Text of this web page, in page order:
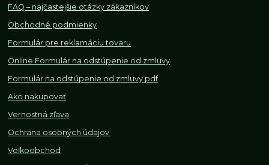
FAQ – najčastejšie otázky zákazníkov
Obchodné podmienky
Formulár pre reklamáciu tovaru
Online Formulár na odstúpenie od zmluvy
Formulár na odstúpenie od zmluvy pdf
Ako nakupovať
Vernostná zľava
Ochrana osobných údajov
Veľkoobchod